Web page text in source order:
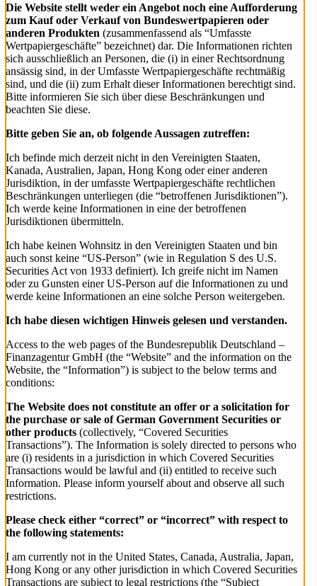
Die Website stellt weder ein Angebot noch eine Aufforderung
zum Kauf oder Verkauf von Bundeswertpapieren oder
anderen Produkten (zusammenfassend als “Umfasste
Wertpapiergeschäfte” bezeichnet) dar. Die Informationen richten
sich ausschließlich an Personen, die (i) in einer Rechtsordnung
ansässig sind, in der Umfasste Wertpapiergeschäfte rechtmäßig
sind, und die (ii) zum Erhalt dieser Informationen berechtigt sind.
Bitte informieren Sie sich über diese Beschränkungen und
beachten Sie diese.
Bitte geben Sie an, ob folgende Aussagen zutreffen:
Ich befinde mich derzeit nicht in den Vereinigten Staaten,
Kanada, Australien, Japan, Hong Kong oder einer anderen
Jurisdiktion, in der umfasste Wertpapiergeschäfte rechtlichen
Beschränkungen unterliegen (die “betroffenen Jurisdiktionen”).
Ich werde keine Informationen in eine der betroffenen
Jurisdiktionen übermitteln.
Ich habe keinen Wohnsitz in den Vereinigten Staaten und bin
auch sonst keine “US-Person” (wie in Regulation S des U.S.
Securities Act von 1933 definiert). Ich greife nicht im Namen
oder zu Gunsten einer US-Person auf die Informationen zu und
werde keine Informationen an eine solche Person weitergeben.
Ich habe diesen wichtigen Hinweis gelesen und verstanden.
Access to the web pages of the Bundesrepublik Deutschland –
Finanzagentur GmbH (the “Website” and the information on the
Website, the “Information”) is subject to the below terms and
conditions:
The Website does not constitute an offer or a solicitation for
the purchase or sale of German Government Securities or
other products (collectively, “Covered Securities
Transactions”). The Information is solely directed to persons who
are (i) residents in a jurisdiction in which Covered Securities
Transactions would be lawful and (ii) entitled to receive such
Information. Please inform yourself about and observe all such
restrictions.
Please check either “correct” or “incorrect” with respect to
the following statements:
I am currently not in the United States, Canada, Australia, Japan,
Hong Kong or any other jurisdiction in which Covered Securities
Transactions are subject to legal restrictions (the “Subject